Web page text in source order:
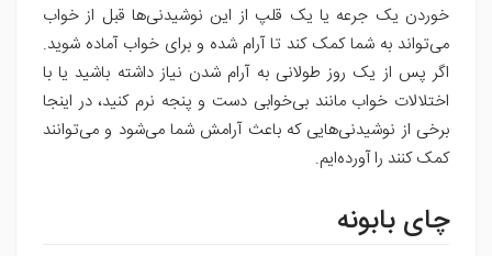
خوردن یک جرعه یا یک قلپ از این نوشیدنی‌ها قبل از خواب
می‌تواند به شما کمک کند تا آرام شده و برای خواب آماده شوید.
اگر پس از یک روز طولانی به آرام شدن نیاز داشته باشید یا با
اختلالات خواب مانند بی‌خوابی دست و پنجه نرم کنید، در اینجا
برخی از نوشیدنی‌هایی که باعث آرامش شما می‌شود و می‌توانند
کمک کنند را آورده‌ایم.
چای بابونه